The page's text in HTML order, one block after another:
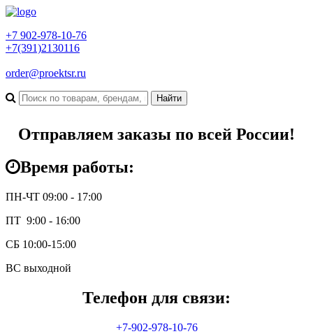
+7 902-978-10-76
+7(391)2130116
order@proektsr.ru
Отправляем заказы по всей России!
Время работы:
ПН-ЧТ 09:00 - 17:00
ПТ 9:00 - 16:00
СБ 10:00-15:00
ВС выходной
Телефон для связи:
+7-902-978-10-76